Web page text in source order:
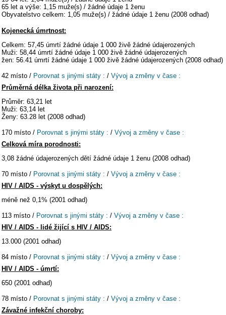
65 let a výše: 1,15 muže(s) / žádné údaje 1 ženu
Obyvatelstvo celkem: 1,05 muže(s) / žádné údaje 1 ženu (2008 odhad)
Kojenecká úmrtnost:
Celkem: 57,45 úmrtí žádné údaje 1 000 živě žádné údajerozených
Muži: 58,44 úmrtí žádné údaje 1 000 živě žádné údajerozených
žen: 56.41 úmrtí žádné údaje 1 000 živě žádné údajerozených (2008 odhad)
42 místo / Porovnat s jinými státy : / Vývoj a změny v čase :
Průměrná délka života při narození:
Průměr: 63,21 let
Muži: 63,14 let
Ženy: 63.28 let (2008 odhad)
170 místo / Porovnat s jinými státy : / Vývoj a změny v čase :
Celková míra porodnosti:
3,08 žádné údajerozených dětí žádné údaje 1 ženu (2008 odhad)
70 místo / Porovnat s jinými státy : / Vývoj a změny v čase :
HIV / AIDS - výskyt u dospělých:
méně než 0,1% (2001 odhad)
113 místo / Porovnat s jinými státy : / Vývoj a změny v čase :
HIV / AIDS - lidé žijící s HIV / AIDS:
13.000 (2001 odhad)
84 místo / Porovnat s jinými státy : / Vývoj a změny v čase :
HIV / AIDS - úmrtí:
650 (2001 odhad)
78 místo / Porovnat s jinými státy : / Vývoj a změny v čase :
Závažné infekční choroby: